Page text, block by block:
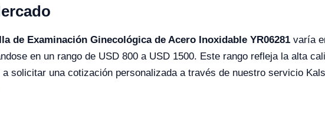
de Examinación Ginecológica de Acero Inoxidable YR06281 varía
en un rango de USD 800 a USD 1500. Este rango refleja la alta
solicitar una cotización personalizada a través de nuestro servicio